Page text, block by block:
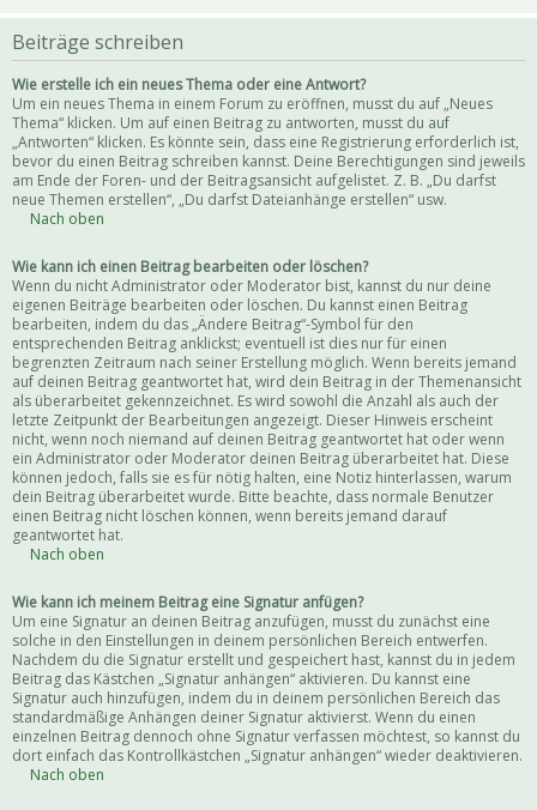
Beiträge schreiben
Wie erstelle ich ein neues Thema oder eine Antwort?
Um ein neues Thema in einem Forum zu eröffnen, musst du auf „Neues
Thema“ klicken. Um auf einen Beitrag zu antworten, musst du auf
„Antworten“ klicken. Es könnte sein, dass eine Registrierung erforderlich ist,
bevor du einen Beitrag schreiben kannst. Deine Berechtigungen sind jeweils
am Ende der Foren- und der Beitragsansicht aufgelistet. Z. B. „Du darfst
neue Themen erstellen“, „Du darfst Dateianhänge erstellen“ usw.
Nach oben
Wie kann ich einen Beitrag bearbeiten oder löschen?
Wenn du nicht Administrator oder Moderator bist, kannst du nur deine
eigenen Beiträge bearbeiten oder löschen. Du kannst einen Beitrag
bearbeiten, indem du das „Ändere Beitrag“-Symbol für den
entsprechenden Beitrag anklickst; eventuell ist dies nur für einen
begrenzten Zeitraum nach seiner Erstellung möglich. Wenn bereits jemand
auf deinen Beitrag geantwortet hat, wird dein Beitrag in der Themenansicht
als überarbeitet gekennzeichnet. Es wird sowohl die Anzahl als auch der
letzte Zeitpunkt der Bearbeitungen angezeigt. Dieser Hinweis erscheint
nicht, wenn noch niemand auf deinen Beitrag geantwortet hat oder wenn
ein Administrator oder Moderator deinen Beitrag überarbeitet hat. Diese
können jedoch, falls sie es für nötig halten, eine Notiz hinterlassen, warum
dein Beitrag überarbeitet wurde. Bitte beachte, dass normale Benutzer
einen Beitrag nicht löschen können, wenn bereits jemand darauf
geantwortet hat.
Nach oben
Wie kann ich meinem Beitrag eine Signatur anfügen?
Um eine Signatur an deinen Beitrag anzufügen, musst du zunächst eine
solche in den Einstellungen in deinem persönlichen Bereich entwerfen.
Nachdem du die Signatur erstellt und gespeichert hast, kannst du in jedem
Beitrag das Kästchen „Signatur anhängen“ aktivieren. Du kannst eine
Signatur auch hinzufügen, indem du in deinem persönlichen Bereich das
standardmäßige Anhängen deiner Signatur aktivierst. Wenn du einen
einzelnen Beitrag dennoch ohne Signatur verfassen möchtest, so kannst du
dort einfach das Kontrollkästchen „Signatur anhängen“ wieder deaktivieren.
Nach oben